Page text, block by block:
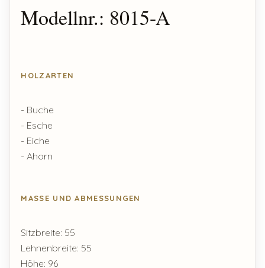
Modellnr.: 8015-A
HOLZARTEN
- Buche
- Esche
- Eiche
- Ahorn
MASSE UND ABMESSUNGEN
Sitzbreite: 55
Lehnenbreite: 55
Höhe: 96